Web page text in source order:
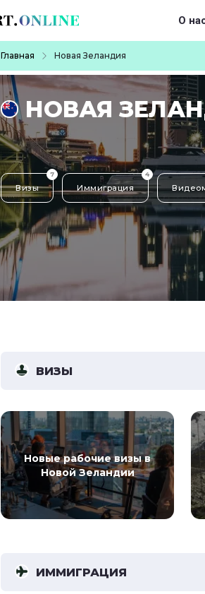
Main О
Главная Новая Зеландия
НОВАЯ
Визы
7
Иммиграция
4
ВИЗЫ
Новые рабочие визы в
Новой Зеландии
ИММИГРАЦИЯ